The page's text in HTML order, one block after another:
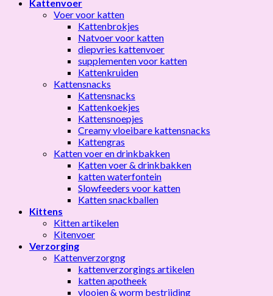
Kattenvoer
Voer voor katten
Kattenbrokjes
Natvoer voor katten
diepvries kattenvoer
supplementen voor katten
Kattenkruiden
Kattensnacks
Kattensnacks
Kattenkoekjes
Kattensnoepjes
Creamy vloeibare kattensnacks
Kattengras
Katten voer en drinkbakken
Katten voer & drinkbakken
katten waterfontein
Slowfeeders voor katten
Katten snackballen
Kittens
Kitten artikelen
Kitenvoer
Verzorging
Kattenverzorgng
kattenverzorgings artikelen
katten apotheek
vlooien & worm bestrijding